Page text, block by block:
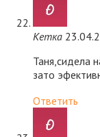
Кетка
Таня,сидела
зато
Ответить